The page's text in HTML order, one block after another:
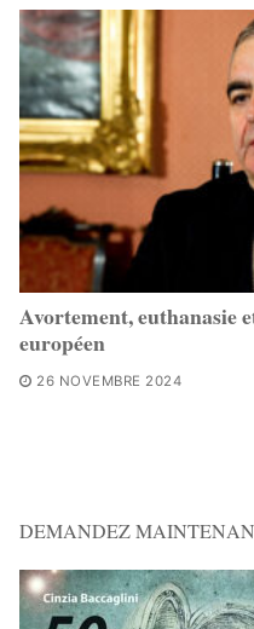
Avortement, euthanasie
européen
26 NOVEMBRE 2024
DEMANDEZ